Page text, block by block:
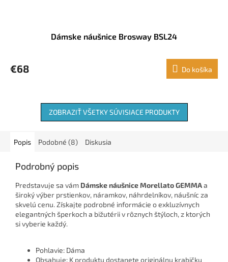
Dámske náušnice Brosway BSL24
€68 Do košíka
ZOBRAZIŤ VŠETKY SÚVISIACE PRODUKTY
Popis Podobné (8) Diskusia
Podrobný popis
Predstavuje sa vám Dámske náušnice Morellato GEMMAa
široký výber prstienkov, náramkov, náhrdelníkov, náušníc za
skvelú cenu. Získajte podrobné informácie o exkluzívnych
elegantných šperkoch a bižutérii v rôznych štýloch, z ktorých
si vyberie každý.
Pohlavie: Dáma
Obsahuje: K produktu dostanete originálnu krabičku